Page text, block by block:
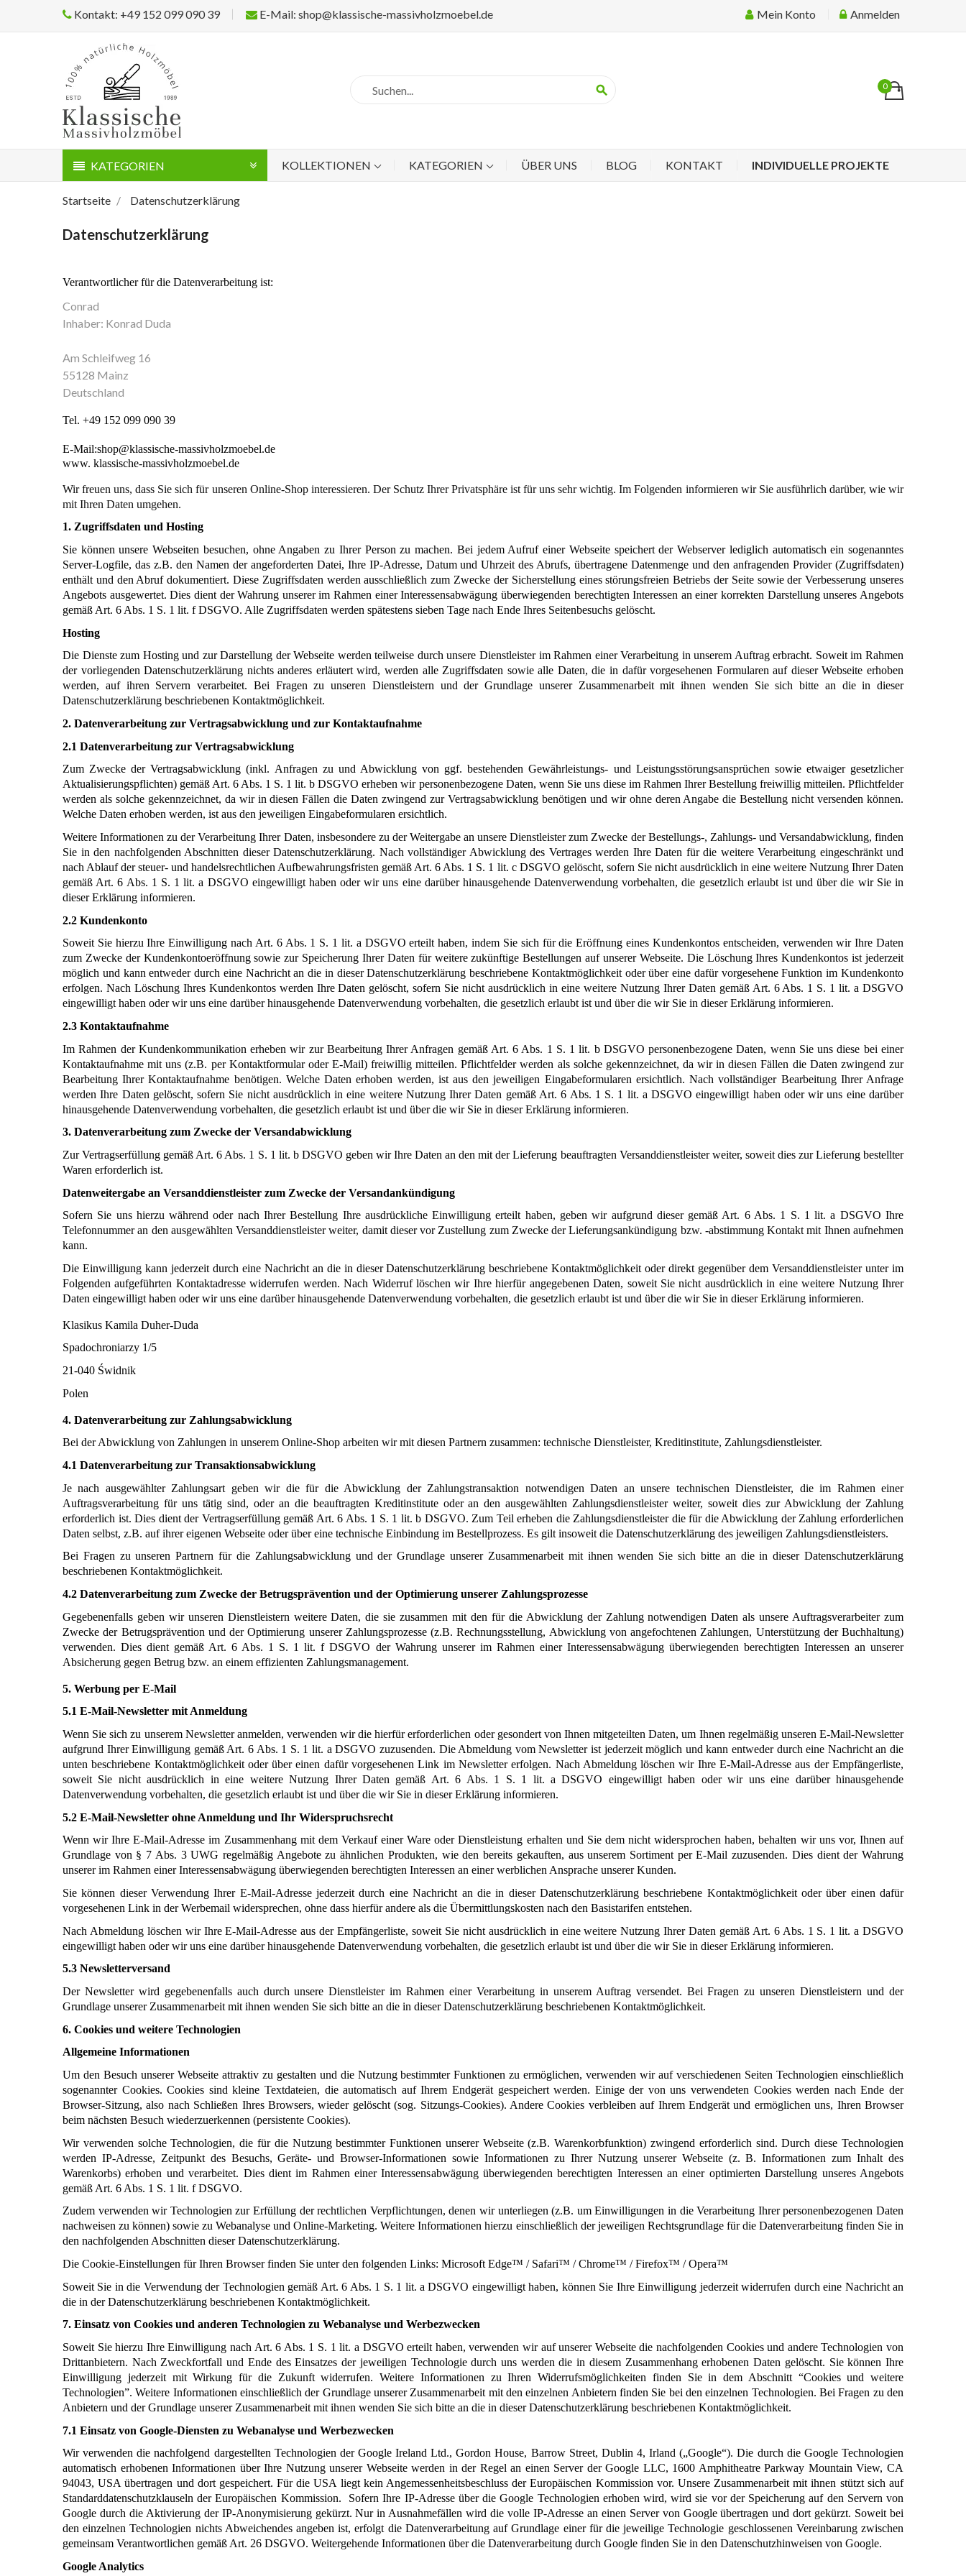
Kontakt: +49 152 099 090 39 E-Mail: shop@klassische-massivholzmoebel.de Mein Konto Anmelden
0
search
KATEGORIEN KOLLEKTIONEN KATEGORIEN ÜBER UNS BLOG KONTAKT INDIVIDUELLE PROJEKTE
Startseite Datenschutzerklärung
Datenschutzerklärung
Verantwortlicher für die Datenverarbeitung ist:
Conrad
Inhaber: Konrad Duda
Am Schleifweg 16
55128 Mainz
Deutschland
Tel. +49 152 099 090 39
E-Mail:shop@klassische-massivholzmoebel.de
www. klassische-massivholzmoebel.de
Wir freuen uns, dass Sie sich für unseren Online-Shop interessieren. Der Schutz Ihrer Privatsphäre ist für uns sehr wichtig. Im Folgenden informieren wir Sie ausführlich darüber, wie wir
mit Ihren Daten umgehen.
1. Zugriffsdaten und Hosting
Sie können unsere Webseiten besuchen, ohne Angaben zu Ihrer Person zu machen. Bei jedem Aufruf einer Webseite speichert der Webserver lediglich automatisch ein sogenanntes
Server-Logfile, das z.B. den Namen der angeforderten Datei, Ihre IP-Adresse, Datum und Uhrzeit des Abrufs, übertragene Datenmenge und den anfragenden Provider (Zugriffsdaten)
enthält und den Abruf dokumentiert. Diese Zugriffsdaten werden ausschließlich zum Zwecke der Sicherstellung eines störungsfreien Betriebs der Seite sowie der Verbesserung unseres
Angebots ausgewertet. Dies dient der Wahrung unserer im Rahmen einer Interessensabwägung überwiegenden berechtigten Interessen an einer korrekten Darstellung unseres Angebots
gemäß Art. 6 Abs. 1 S. 1 lit. f DSGVO. Alle Zugriffsdaten werden spätestens sieben Tage nach Ende Ihres Seitenbesuchs gelöscht.
Hosting
Die Dienste zum Hosting und zur Darstellung der Webseite werden teilweise durch unsere Dienstleister im Rahmen einer Verarbeitung in unserem Auftrag erbracht. Soweit im Rahmen
der vorliegenden Datenschutzerklärung nichts anderes erläutert wird, werden alle Zugriffsdaten sowie alle Daten, die in dafür vorgesehenen Formularen auf dieser Webseite erhoben
werden, auf ihren Servern verarbeitet. Bei Fragen zu unseren Dienstleistern und der Grundlage unserer Zusammenarbeit mit ihnen wenden Sie sich bitte an die in dieser
Datenschutzerklärung beschriebenen Kontaktmöglichkeit.
2. Datenverarbeitung zur Vertragsabwicklung und zur Kontaktaufnahme
2.1 Datenverarbeitung zur Vertragsabwicklung
Zum Zwecke der Vertragsabwicklung (inkl. Anfragen zu und Abwicklung von ggf. bestehenden Gewährleistungs- und Leistungsstörungsansprüchen sowie etwaiger gesetzlicher
Aktualisierungspflichten) gemäß Art. 6 Abs. 1 S. 1 lit. b DSGVO erheben wir personenbezogene Daten, wenn Sie uns diese im Rahmen Ihrer Bestellung freiwillig mitteilen. Pflichtfelder
werden als solche gekennzeichnet, da wir in diesen Fällen die Daten zwingend zur Vertragsabwicklung benötigen und wir ohne deren Angabe die Bestellung nicht versenden können.
Welche Daten erhoben werden, ist aus den jeweiligen Eingabeformularen ersichtlich.
Weitere Informationen zu der Verarbeitung Ihrer Daten, insbesondere zu der Weitergabe an unsere Dienstleister zum Zwecke der Bestellungs-, Zahlungs- und Versandabwicklung, finden
Sie in den nachfolgenden Abschnitten dieser Datenschutzerklärung. Nach vollständiger Abwicklung des Vertrages werden Ihre Daten für die weitere Verarbeitung eingeschränkt und
nach Ablauf der steuer- und handelsrechtlichen Aufbewahrungsfristen gemäß Art. 6 Abs. 1 S. 1 lit. c DSGVO gelöscht, sofern Sie nicht ausdrücklich in eine weitere Nutzung Ihrer Daten
gemäß Art. 6 Abs. 1 S. 1 lit. a DSGVO eingewilligt haben oder wir uns eine darüber hinausgehende Datenverwendung vorbehalten, die gesetzlich erlaubt ist und über die wir Sie in
dieser Erklärung informieren.
2.2 Kundenkonto
Soweit Sie hierzu Ihre Einwilligung nach Art. 6 Abs. 1 S. 1 lit. a DSGVO erteilt haben, indem Sie sich für die Eröffnung eines Kundenkontos entscheiden, verwenden wir Ihre Daten
zum Zwecke der Kundenkontoeröffnung sowie zur Speicherung Ihrer Daten für weitere zukünftige Bestellungen auf unserer Webseite. Die Löschung Ihres Kundenkontos ist jederzeit
möglich und kann entweder durch eine Nachricht an die in dieser Datenschutzerklärung beschriebene Kontaktmöglichkeit oder über eine dafür vorgesehene Funktion im Kundenkonto
erfolgen. Nach Löschung Ihres Kundenkontos werden Ihre Daten gelöscht, sofern Sie nicht ausdrücklich in eine weitere Nutzung Ihrer Daten gemäß Art. 6 Abs. 1 S. 1 lit. a DSGVO
eingewilligt haben oder wir uns eine darüber hinausgehende Datenverwendung vorbehalten, die gesetzlich erlaubt ist und über die wir Sie in dieser Erklärung informieren.
2.3 Kontaktaufnahme
Im Rahmen der Kundenkommunikation erheben wir zur Bearbeitung Ihrer Anfragen gemäß Art. 6 Abs. 1 S. 1 lit. b DSGVO personenbezogene Daten, wenn Sie uns diese bei einer
Kontaktaufnahme mit uns (z.B. per Kontaktformular oder E-Mail) freiwillig mitteilen. Pflichtfelder werden als solche gekennzeichnet, da wir in diesen Fällen die Daten zwingend zur
Bearbeitung Ihrer Kontaktaufnahme benötigen. Welche Daten erhoben werden, ist aus den jeweiligen Eingabeformularen ersichtlich. Nach vollständiger Bearbeitung Ihrer Anfrage
werden Ihre Daten gelöscht, sofern Sie nicht ausdrücklich in eine weitere Nutzung Ihrer Daten gemäß Art. 6 Abs. 1 S. 1 lit. a DSGVO eingewilligt haben oder wir uns eine darüber
hinausgehende Datenverwendung vorbehalten, die gesetzlich erlaubt ist und über die wir Sie in dieser Erklärung informieren.
3. Datenverarbeitung zum Zwecke der Versandabwicklung
Zur Vertragserfüllung gemäß Art. 6 Abs. 1 S. 1 lit. b DSGVO geben wir Ihre Daten an den mit der Lieferung beauftragten Versanddienstleister weiter, soweit dies zur Lieferung bestellter
Waren erforderlich ist.
Datenweitergabe an Versanddienstleister zum Zwecke der Versandankündigung
Sofern Sie uns hierzu während oder nach Ihrer Bestellung Ihre ausdrückliche Einwilligung erteilt haben, geben wir aufgrund dieser gemäß Art. 6 Abs. 1 S. 1 lit. a DSGVO Ihre
Telefonnummer an den ausgewählten Versanddienstleister weiter, damit dieser vor Zustellung zum Zwecke der Lieferungsankündigung bzw. -abstimmung Kontakt mit Ihnen aufnehmen
kann.
Die Einwilligung kann jederzeit durch eine Nachricht an die in dieser Datenschutzerklärung beschriebene Kontaktmöglichkeit oder direkt gegenüber dem Versanddienstleister unter im
Folgenden aufgeführten Kontaktadresse widerrufen werden. Nach Widerruf löschen wir Ihre hierfür angegebenen Daten, soweit Sie nicht ausdrücklich in eine weitere Nutzung Ihrer
Daten eingewilligt haben oder wir uns eine darüber hinausgehende Datenverwendung vorbehalten, die gesetzlich erlaubt ist und über die wir Sie in dieser Erklärung informieren.
Klasikus Kamila Duher-Duda
Spadochroniarzy 1/5
21-040 Świdnik
Polen
4. Datenverarbeitung zur Zahlungsabwicklung
Bei der Abwicklung von Zahlungen in unserem Online-Shop arbeiten wir mit diesen Partnern zusammen: technische Dienstleister, Kreditinstitute, Zahlungsdienstleister.
4.1 Datenverarbeitung zur Transaktionsabwicklung
Je nach ausgewählter Zahlungsart geben wir die für die Abwicklung der Zahlungstransaktion notwendigen Daten an unsere technischen Dienstleister, die im Rahmen einer
Auftragsverarbeitung für uns tätig sind, oder an die beauftragten Kreditinstitute oder an den ausgewählten Zahlungsdienstleister weiter, soweit dies zur Abwicklung der Zahlung
erforderlich ist. Dies dient der Vertragserfüllung gemäß Art. 6 Abs. 1 S. 1 lit. b DSGVO. Zum Teil erheben die Zahlungsdienstleister die für die Abwicklung der Zahlung erforderlichen
Daten selbst, z.B. auf ihrer eigenen Webseite oder über eine technische Einbindung im Bestellprozess. Es gilt insoweit die Datenschutzerklärung des jeweiligen Zahlungsdienstleisters.
Bei Fragen zu unseren Partnern für die Zahlungsabwicklung und der Grundlage unserer Zusammenarbeit mit ihnen wenden Sie sich bitte an die in dieser Datenschutzerklärung
beschriebenen Kontaktmöglichkeit.
4.2 Datenverarbeitung zum Zwecke der Betrugsprävention und der Optimierung unserer Zahlungsprozesse
Gegebenenfalls geben wir unseren Dienstleistern weitere Daten, die sie zusammen mit den für die Abwicklung der Zahlung notwendigen Daten als unsere Auftragsverarbeiter zum
Zwecke der Betrugsprävention und der Optimierung unserer Zahlungsprozesse (z.B. Rechnungsstellung, Abwicklung von angefochtenen Zahlungen, Unterstützung der Buchhaltung)
verwenden. Dies dient gemäß Art. 6 Abs. 1 S. 1 lit. f DSGVO der Wahrung unserer im Rahmen einer Interessensabwägung überwiegenden berechtigten Interessen an unserer
Absicherung gegen Betrug bzw. an einem effizienten Zahlungsmanagement.
5. Werbung per E-Mail
5.1 E-Mail-Newsletter mit Anmeldung
Wenn Sie sich zu unserem Newsletter anmelden, verwenden wir die hierfür erforderlichen oder gesondert von Ihnen mitgeteilten Daten, um Ihnen regelmäßig unseren E-Mail-Newsletter
aufgrund Ihrer Einwilligung gemäß Art. 6 Abs. 1 S. 1 lit. a DSGVO zuzusenden. Die Abmeldung vom Newsletter ist jederzeit möglich und kann entweder durch eine Nachricht an die
unten beschriebene Kontaktmöglichkeit oder über einen dafür vorgesehenen Link im Newsletter erfolgen. Nach Abmeldung löschen wir Ihre E-Mail-Adresse aus der Empfängerliste,
soweit Sie nicht ausdrücklich in eine weitere Nutzung Ihrer Daten gemäß Art. 6 Abs. 1 S. 1 lit. a DSGVO eingewilligt haben oder wir uns eine darüber hinausgehende
Datenverwendung vorbehalten, die gesetzlich erlaubt ist und über die wir Sie in dieser Erklärung informieren.
5.2 E-Mail-Newsletter ohne Anmeldung und Ihr Widerspruchsrecht
Wenn wir Ihre E-Mail-Adresse im Zusammenhang mit dem Verkauf einer Ware oder Dienstleistung erhalten und Sie dem nicht widersprochen haben, behalten wir uns vor, Ihnen auf
Grundlage von § 7 Abs. 3 UWG regelmäßig Angebote zu ähnlichen Produkten, wie den bereits gekauften, aus unserem Sortiment per E-Mail zuzusenden. Dies dient der Wahrung
unserer im Rahmen einer Interessensabwägung überwiegenden berechtigten Interessen an einer werblichen Ansprache unserer Kunden.
Sie können dieser Verwendung Ihrer E-Mail-Adresse jederzeit durch eine Nachricht an die in dieser Datenschutzerklärung beschriebene Kontaktmöglichkeit oder über einen dafür
vorgesehenen Link in der Werbemail widersprechen, ohne dass hierfür andere als die Übermittlungskosten nach den Basistarifen entstehen.
Nach Abmeldung löschen wir Ihre E-Mail-Adresse aus der Empfängerliste, soweit Sie nicht ausdrücklich in eine weitere Nutzung Ihrer Daten gemäß Art. 6 Abs. 1 S. 1 lit. a DSGVO
eingewilligt haben oder wir uns eine darüber hinausgehende Datenverwendung vorbehalten, die gesetzlich erlaubt ist und über die wir Sie in dieser Erklärung informieren.
5.3 Newsletterversand
Der Newsletter wird gegebenenfalls auch durch unsere Dienstleister im Rahmen einer Verarbeitung in unserem Auftrag versendet. Bei Fragen zu unseren Dienstleistern und der
Grundlage unserer Zusammenarbeit mit ihnen wenden Sie sich bitte an die in dieser Datenschutzerklärung beschriebenen Kontaktmöglichkeit.
6. Cookies und weitere Technologien
Allgemeine Informationen
Um den Besuch unserer Webseite attraktiv zu gestalten und die Nutzung bestimmter Funktionen zu ermöglichen, verwenden wir auf verschiedenen Seiten Technologien einschließlich
sogenannter Cookies. Cookies sind kleine Textdateien, die automatisch auf Ihrem Endgerät gespeichert werden. Einige der von uns verwendeten Cookies werden nach Ende der
Browser-Sitzung, also nach Schließen Ihres Browsers, wieder gelöscht (sog. Sitzungs-Cookies). Andere Cookies verbleiben auf Ihrem Endgerät und ermöglichen uns, Ihren Browser
beim nächsten Besuch wiederzuerkennen (persistente Cookies).
Wir verwenden solche Technologien, die für die Nutzung bestimmter Funktionen unserer Webseite (z.B. Warenkorbfunktion) zwingend erforderlich sind. Durch diese Technologien
werden IP-Adresse, Zeitpunkt des Besuchs, Geräte- und Browser-Informationen sowie Informationen zu Ihrer Nutzung unserer Webseite (z. B. Informationen zum Inhalt des
Warenkorbs) erhoben und verarbeitet. Dies dient im Rahmen einer Interessensabwägung überwiegenden berechtigten Interessen an einer optimierten Darstellung unseres Angebots
gemäß Art. 6 Abs. 1 S. 1 lit. f DSGVO.
Zudem verwenden wir Technologien zur Erfüllung der rechtlichen Verpflichtungen, denen wir unterliegen (z.B. um Einwilligungen in die Verarbeitung Ihrer personenbezogenen Daten
nachweisen zu können) sowie zu Webanalyse und Online-Marketing. Weitere Informationen hierzu einschließlich der jeweiligen Rechtsgrundlage für die Datenverarbeitung finden Sie in
den nachfolgenden Abschnitten dieser Datenschutzerklärung.
Die Cookie-Einstellungen für Ihren Browser finden Sie unter den folgenden Links: Microsoft Edge™ / Safari™ / Chrome™ / Firefox™ / Opera™
Soweit Sie in die Verwendung der Technologien gemäß Art. 6 Abs. 1 S. 1 lit. a DSGVO eingewilligt haben, können Sie Ihre Einwilligung jederzeit widerrufen durch eine Nachricht an
die in der Datenschutzerklärung beschriebenen Kontaktmöglichkeit.
7. Einsatz von Cookies und anderen Technologien zu Webanalyse und Werbezwecken
Soweit Sie hierzu Ihre Einwilligung nach Art. 6 Abs. 1 S. 1 lit. a DSGVO erteilt haben, verwenden wir auf unserer Webseite die nachfolgenden Cookies und andere Technologien von
Drittanbietern. Nach Zweckfortfall und Ende des Einsatzes der jeweiligen Technologie durch uns werden die in diesem Zusammenhang erhobenen Daten gelöscht. Sie können Ihre
Einwilligung jederzeit mit Wirkung für die Zukunft widerrufen. Weitere Informationen zu Ihren Widerrufsmöglichkeiten finden Sie in dem Abschnitt “Cookies und weitere
Technologien”. Weitere Informationen einschließlich der Grundlage unserer Zusammenarbeit mit den einzelnen Anbietern finden Sie bei den einzelnen Technologien. Bei Fragen zu den
Anbietern und der Grundlage unserer Zusammenarbeit mit ihnen wenden Sie sich bitte an die in dieser Datenschutzerklärung beschriebenen Kontaktmöglichkeit.
7.1 Einsatz von Google-Diensten zu Webanalyse und Werbezwecken
Wir verwenden die nachfolgend dargestellten Technologien der Google Ireland Ltd., Gordon House, Barrow Street, Dublin 4, Irland („Google“). Die durch die Google Technologien
automatisch erhobenen Informationen über Ihre Nutzung unserer Webseite werden in der Regel an einen Server der Google LLC, 1600 Amphitheatre Parkway Mountain View, CA
94043, USA übertragen und dort gespeichert. Für die USA liegt kein Angemessenheitsbeschluss der Europäischen Kommission vor. Unsere Zusammenarbeit mit ihnen stützt sich auf
Standarddatenschutzklauseln der Europäischen Kommission.  Sofern Ihre IP-Adresse über die Google Technologien erhoben wird, wird sie vor der Speicherung auf den Servern von
Google durch die Aktivierung der IP-Anonymisierung gekürzt. Nur in Ausnahmefällen wird die volle IP-Adresse an einen Server von Google übertragen und dort gekürzt. Soweit bei
den einzelnen Technologien nichts Abweichendes angeben ist, erfolgt die Datenverarbeitung auf Grundlage einer für die jeweilige Technologie geschlossenen Vereinbarung zwischen
gemeinsam Verantwortlichen gemäß Art. 26 DSGVO. Weitergehende Informationen über die Datenverarbeitung durch Google finden Sie in den Datenschutzhinweisen von Google.
Google Analytics